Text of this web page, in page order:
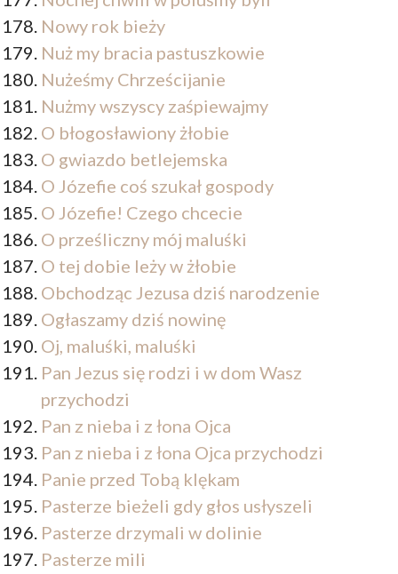
Nowy rok bieży
Nuż my bracia pastuszkowie
Nużeśmy Chrześcijanie
Nużmy wszyscy zaśpiewajmy
O błogosławiony żłobie
O gwiazdo betlejemska
O Józefie coś szukał gospody
O Józefie! Czego chcecie
O prześliczny mój maluśki
O tej dobie leży w żłobie
Obchodząc Jezusa dziś narodzenie
Ogłaszamy dziś nowinę
Oj, maluśki, maluśki
Pan Jezus się rodzi i w dom Wasz
przychodzi
Pan z nieba i z łona Ojca
Pan z nieba i z łona Ojca przychodzi
Panie przed Tobą klękam
Pasterze bieżeli gdy głos usłyszeli
Pasterze drzymali w dolinie
Pasterze mili